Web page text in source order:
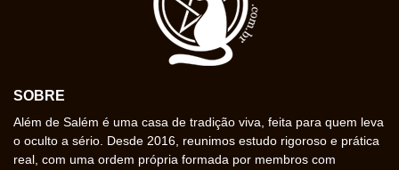
SOBRE
Além de Salém é uma casa de tradição viva, feita para quem leva
o oculto a sério. Desde 2016, reunimos estudo rigoroso e prática
real, com uma ordem própria formada por membros com